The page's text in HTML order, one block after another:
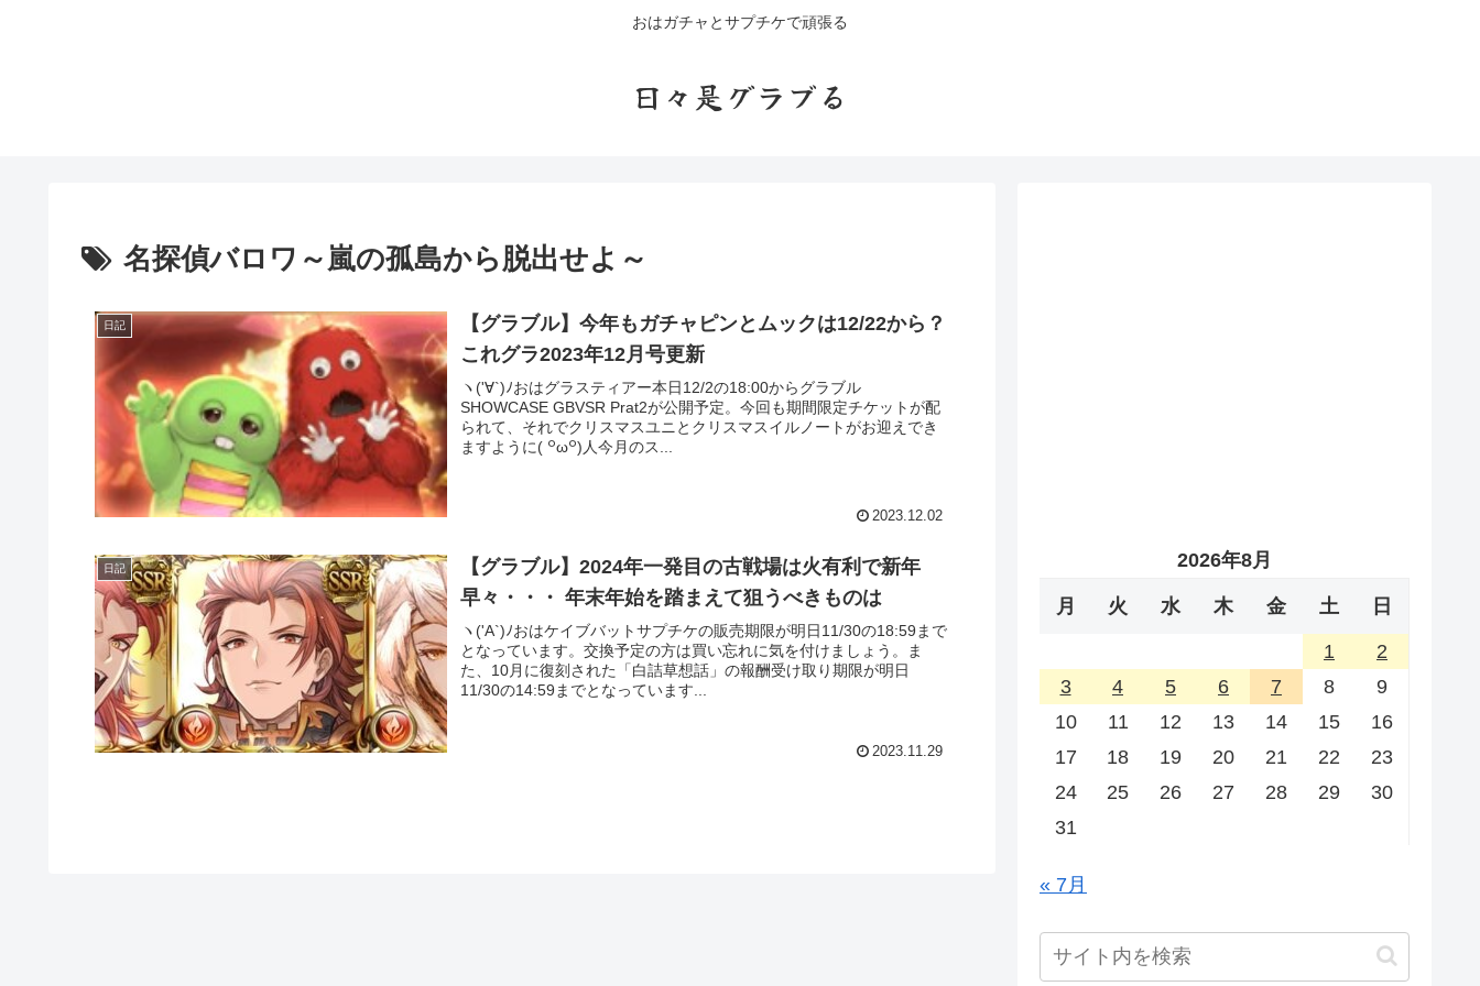
おはガチャとサプチケで頑張る
日々是グラブる
名探偵バロワ～嵐の孤島から脱出せよ～
日記
【グラブル】今年もガチャピンとムックは12/22から？
これグラ2023年12月号更新
ヽ('∀`)ﾉおはグラスティアー本日12/2の18:00からグラブル
SHOWCASE GBVSR Prat2が公開予定。今回も期間限定チケットが配
られて、それでクリスマスユニとクリスマスイルノートがお迎えでき
ますように( ꒪ω꒪)人今月のス...
2023.12.02
日記
【グラブル】2024年一発目の古戦場は火有利で新年
早々・・・ 年末年始を踏まえて狙うべきものは
ヽ('A`)ﾉおはケイブバットサプチケの販売期限が明日11/30の18:59まで
となっています。交換予定の方は買い忘れに気を付けましょう。ま
た、10月に復刻された「白詰草想話」の報酬受け取り期限が明日
11/30の14:59までとなっています...
2023.11.29
2026年8月
月 火 水 木 金 土 日
1
2
3
4 5 6 7 8
9
10
11 12 13 14 15
16
17
18 19 20 21 22
23
24
25 26 27 28 29
30
31
« 7月